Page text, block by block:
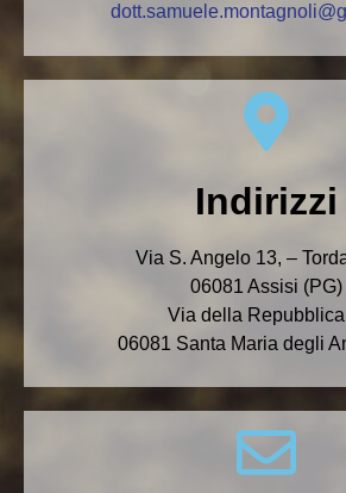
Indirizzi
Via S. Angelo 13, –
06081 Assisi (PG)
Via della
06081 Santa Maria degli